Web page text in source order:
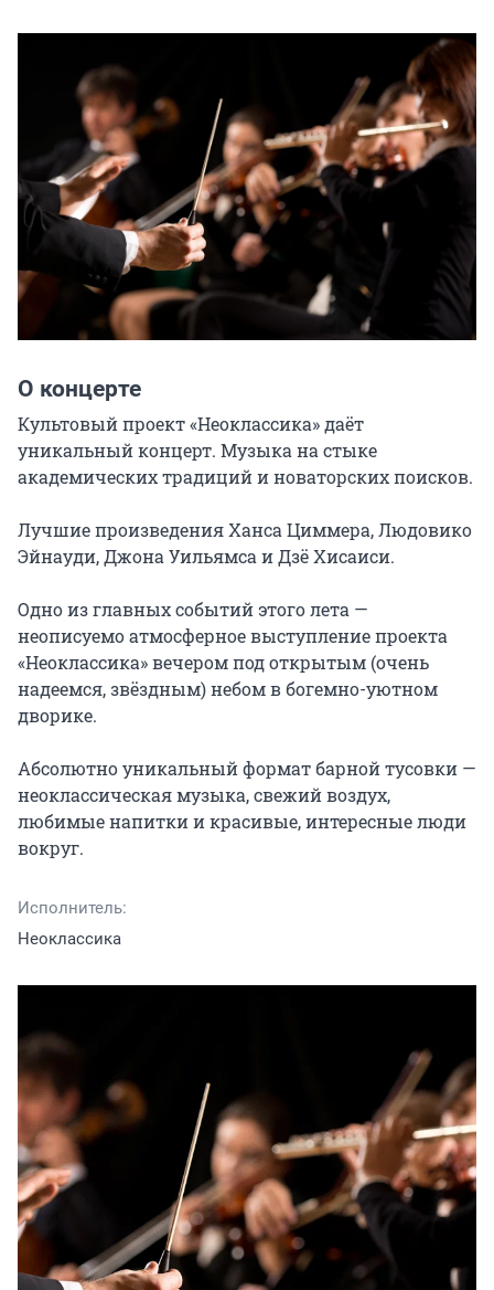
О концерте
Культовый проект «Неоклассика» даёт
уникальный концерт. Музыка на стыке
академических традиций и новаторских поисков.
Лучшие произведения Ханса Циммера, Людовико
Эйнауди, Джона Уильямса и Дзё Хисаиси.
Одно из главных событий этого лета —
неописуемо атмосферное выступление проекта
«Неоклассика» вечером под открытым (очень
надеемся, звёздным) небом в богемно-уютном
дворике.
Абсолютно уникальный формат барной тусовки —
неоклассическая музыка, свежий воздух,
любимые напитки и красивые, интересные люди
вокруг.
Исполнитель:
Неоклассика